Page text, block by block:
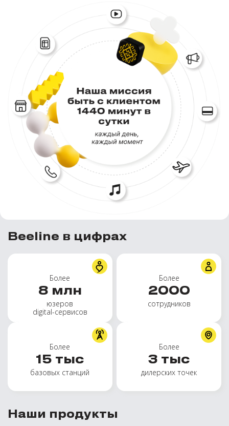
Beeline в цифрах
Более
8 млн
юзеров
digital-сервисов
Более
2000
сотрудников
Более
15 тыс
базовых станций
Более
3 тыс
дилерских точек
Наши продукты